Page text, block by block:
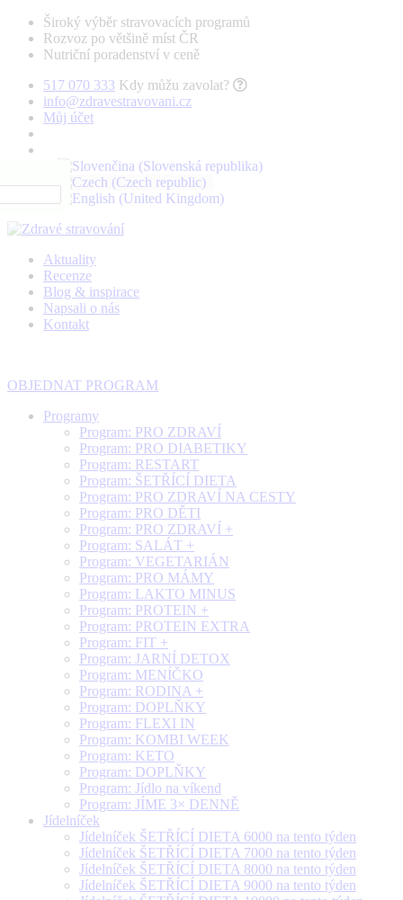
Široký výběr stravovacích programů
Rozvoz po většině míst ČR
Nutriční poradenství v ceně
517 070 333 Kdy můžu zavolat?
info@zdravestravovani.cz
Můj účet
Aktuality
Recenze
Blog & inspirace
Napsali o nás
Kontakt
OBJEDNAT PROGRAM
Programy
Program: PRO ZDRAVÍ
Program: PRO DIABETIKY
Program: RESTART
Program: ŠETŘÍCÍ DIETA
Program: PRO ZDRAVÍ NA CESTY
Program: PRO DĚTI
Program: PRO ZDRAVÍ +
Program: SALÁT +
Program: VEGETARIÁN
Program: PRO MÁMY
Program: LAKTO MINUS
Program: PROTEIN +
Program: PROTEIN EXTRA
Program: FIT +
Program: JARNÍ DETOX
Program: MENÍČKO
Program: RODINA +
Program: DOPLŇKY
Program: FLEXI IN
Program: KOMBI WEEK
Program: KETO
Program: DOPLŇKY
Program: Jídlo na víkend
Program: JÍME 3× DENNĚ
Jídelníček
Jídelníček ŠETŘÍCÍ DIETA 6000 na tento týden
Jídelníček ŠETŘÍCÍ DIETA 7000 na tento týden
Jídelníček ŠETŘÍCÍ DIETA 8000 na tento týden
Jídelníček ŠETŘÍCÍ DIETA 9000 na tento týden